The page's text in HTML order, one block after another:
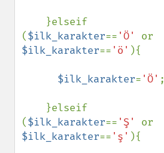
($ilk_karakter== 'Ö'
$ilk_karakter== 'ö' ){
$ilk_karakter= 'Ö' ;
($ilk_karakter== 'Ş'
$ilk_karakter== 'ş' ){